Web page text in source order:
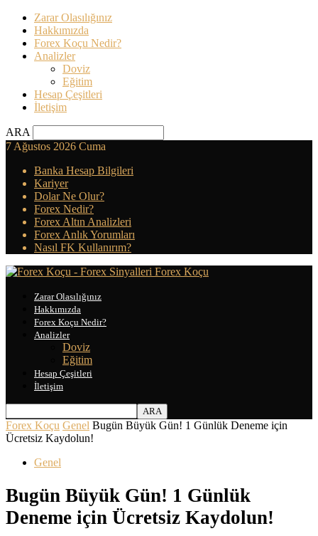
Zarar Olasılığınız
Hakkımızda
Forex Koçu Nedir?
Analizler
Doviz
Eğitim
Hesap Çeşitleri
İletişim
ARA
7 Ağustos 2026 Cuma
Banka Hesap Bilgileri
Kariyer
Dolar Ne Olur?
Forex Nedir?
Forex Altın Analizleri
Forex Anlık Yorumları
Nasıl FK Kullanırım?
Forex Koçu
Zarar Olasılığınız
Hakkımızda
Forex Koçu Nedir?
Analizler
Doviz
Eğitim
Hesap Çeşitleri
İletişim
Forex Koçu Genel Bugün Büyük Gün! 1 Günlük Deneme için
Ücretsiz Kaydolun!
Genel
Bugün Büyük Gün! 1 Günlük
Deneme için Ücretsiz Kaydolun!